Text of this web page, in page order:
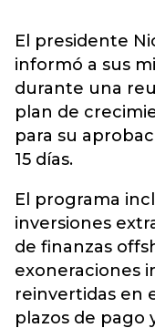
El presidente
informó a sus
durante una
plan de
para su
15 días.
El programa
inversiones
de finanzas
exoneraciones
reinvertidas en
plazos de pago